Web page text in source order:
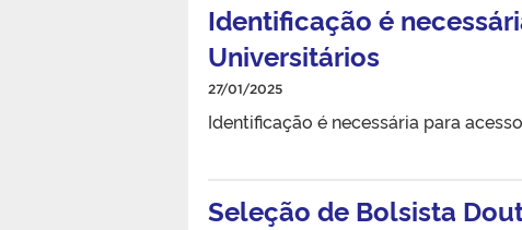
Identificação é
Universitários
27/01/2025
Identificação é necessária para
Seleção de Bolsista